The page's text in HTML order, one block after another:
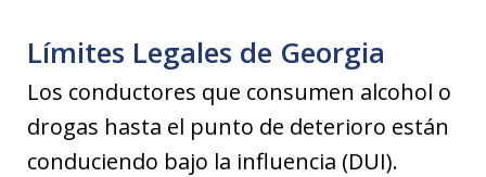
Límites Legales de Georgia
Los conductores que consumen alcohol o
drogas hasta el punto de deterioro están
conduciendo bajo la influencia (DUI).